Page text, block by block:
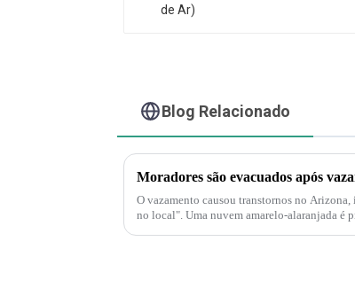
Blog Relacionado
O vazamento causou transtornos no
no local". Uma nuvem amarelo-alaranjada é